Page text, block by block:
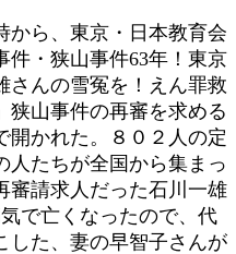
ら、東京・日本教育会
件・狭山事件63年！東京
さんの雪冤を！えん罪救
狭山事件の再審を求める
開かれた。８０２人の定
人たちが全国から集まっ
審請求人だった石川一雄
で亡くなったので、代
した、妻の早智子さんが